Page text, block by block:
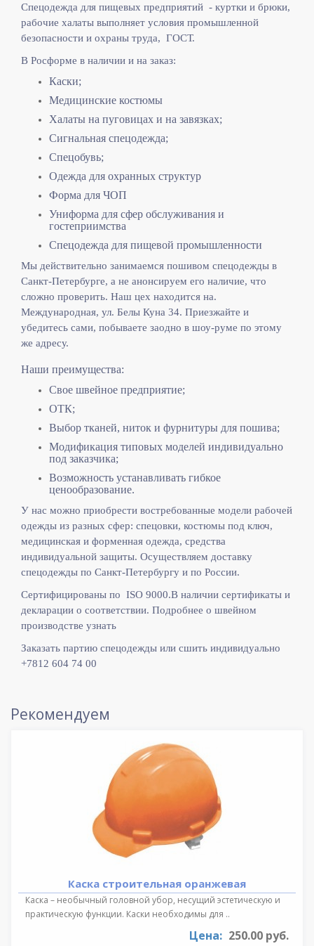
Спецодежда для пищевых предприятий - куртки и брюки,
рабочие халаты выполняет условия промышленной
безопасности и охраны труда, ГОСТ.
В Росформе в наличии и на заказ:
Каски;
Медицинские костюмы
Халаты на пуговицах и на завязках;
Сигнальная спецодежда;
Спецобувь;
Одежда для охранных структур
Форма для ЧОП
Униформа для сфер обслуживания и
гостеприимства
Спецодежда для пищевой промышленности
Мы действительно занимаемся пошивом спецодежды в
Санкт-Петербурге, а не анонсируем его наличие, что
сложно проверить. Наш цех находится на.
Международная, ул. Белы Куна 34. Приезжайте и
убедитесь сами, побываете заодно в шоу-руме по этому
же адресу.
Наши преимущества:
Свое швейное предприятие;
ОТК;
Выбор тканей, ниток и фурнитуры для пошива;
Модификация типовых моделей индивидуально
под заказчика;
Возможность устанавливать гибкое
ценообразование.
У нас можно приобрести востребованные модели рабочей
одежды из разных сфер: спецовки, костюмы под ключ,
медицинская и форменная одежда, средства
индивидуальной защиты. Осуществляем доставку
спецодежды по Санкт-Петербургу и по России.
Сертифицированы по ISO 9000.В наличии сертификаты и
декларации о соответствии. Подробнее о швейном
производстве узнать
Заказать партию спецодежды или сшить индивидуально
+7812 604 74 00
Рекомендуем
Каска строительная оранжевая
Каска – необычный головной убор, несущий эстетическую и
практическую функции. Каски необходимы для ..
Цена: 250.00 руб.